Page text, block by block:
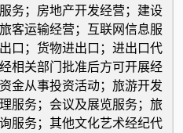
务；房地产开发经营；建设
客运输经营；互联网信息服
口；货物进出口；进出口代
相关部门批准后方可开展经
金从事投资活动；旅游开发
服务；会议及展览服务；旅
服务；其他文化艺术经纪代